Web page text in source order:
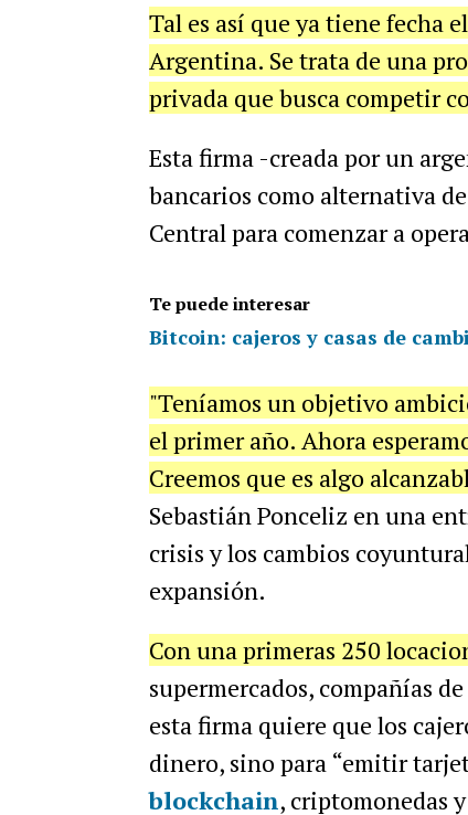
Tal es así que ya tiene fecha
Argentina. Se trata de una
privada que busca competir
Esta firma -creada por un
bancarios como alternativa
Central para comenzar a
Te puede interesar
Bitcoin: cajeros y casas de
"Teníamos un objetivo
el primer año. Ahora
Creemos que es algo
Sebastián Ponceliz en una
crisis y los cambios
expansión.
Con una primeras 250
supermercados, compañías
esta firma quiere que los
dinero, sino para “emitir
blockchain, criptomonedas